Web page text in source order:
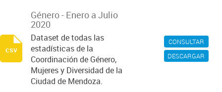
CONSULTAR
DESCARGAR
Género - Enero a Julio
2020
Dataset de todas las
estadísticas de la
Coordinación de Género,
Mujeres y Diversidad de la
Ciudad de Mendoza.
csv